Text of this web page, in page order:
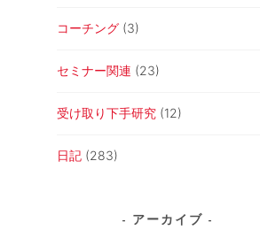
コーチング (3)
セミナー関連 (23)
受け取り下手研究 (12)
日記 (283)
アーカイブ